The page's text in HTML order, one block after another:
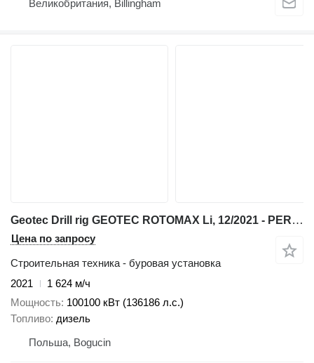
Великобритания, Billingham
Geotec Drill rig GEOTEC ROTOMAX Li, 12/2021 - PERFECT CONDITION water w
Цена по запросу
Строительная техника - буровая установка
2021
1 624 м/ч
Мощность 100100 кВт (136186 л.с.)
Топливо дизель
Польша, Bogucin